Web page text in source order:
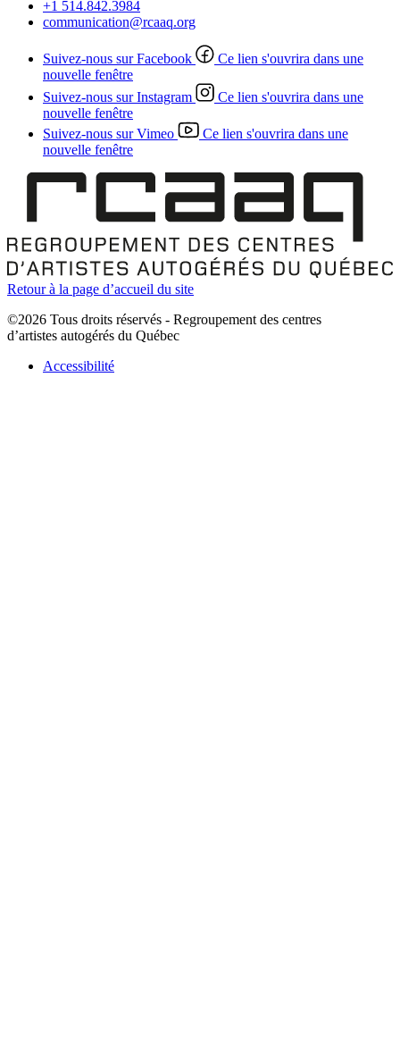
+1 514.842.3984
communication@rcaaq.org
Suivez-nous sur Facebook
Ce lien s'ouvrira dans une
nouvelle fenêtre
Suivez-nous sur Instagram
Ce lien s'ouvrira dans une
nouvelle fenêtre
Suivez-nous sur Vimeo
Ce lien s'ouvrira dans une
nouvelle fenêtre
Retour à la page d’accueil du site
©2026 Tous droits réservés - Regroupement des centres
d’artistes autogérés du Québec
Accessibilité